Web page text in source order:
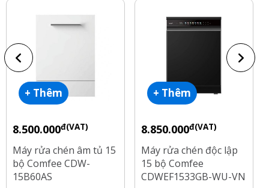
+ Thêm
8.500.000đ(VAT)
Máy rửa chén âm tủ 15
bộ Comfee CDW-
15B60AS
+ Thêm
8.850.000đ(VAT)
Máy rửa chén độc lập
15 bộ Comfee
CDWEF1533GB-WU-VN